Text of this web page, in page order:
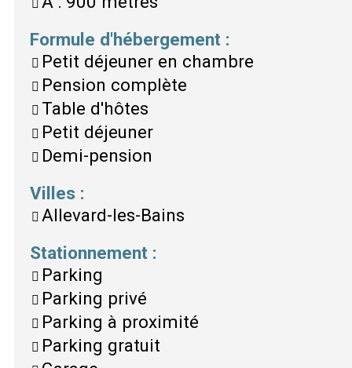
Formule d'hébergement :
Petit déjeuner en chambre
Pension complète
Table d'hôtes
Petit déjeuner
Demi-pension
Villes :
Allevard-les-Bains
Stationnement :
Parking
Parking privé
Parking à proximité
Parking gratuit